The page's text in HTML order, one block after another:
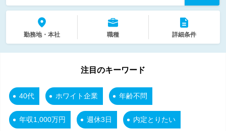
勤務地・本社 職種 詳細条件
注目のキーワード
40代 ホワイト企業 年齢不問
年収1,000万円 週休3日 内定とりたい